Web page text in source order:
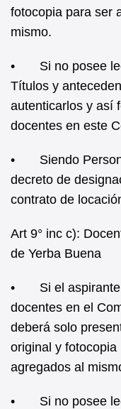
fotocopia para ser
mismo.
• Si no posee
Títulos y
autenticarlos y así
docentes en este
• Siendo
decreto de
contrato de
Art 9° inc c):
de Yerba Buena
• Si el aspirante
docentes en el
deberá solo
original y
agregados al
• Si no posee